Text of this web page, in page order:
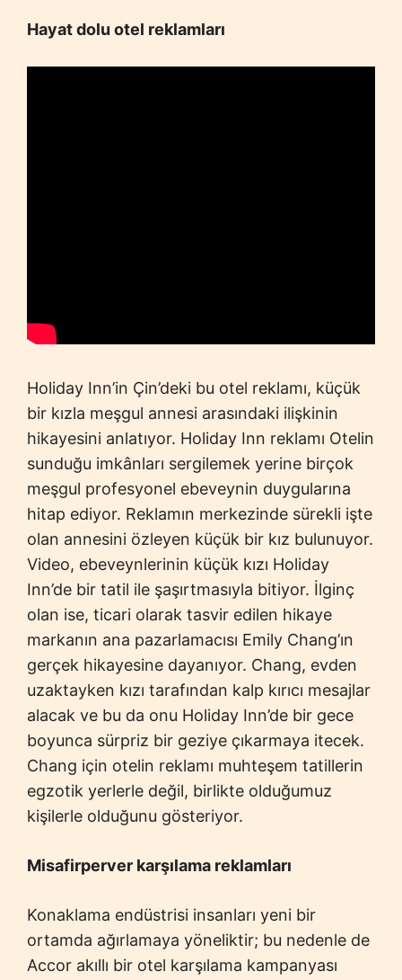
Hayat dolu otel reklamları
Holiday Inn’in Çin’deki bu otel reklamı, küçük
bir kızla meşgul annesi arasındaki ilişkinin
hikayesini anlatıyor. Holiday Inn reklamı Otelin
sunduğu imkânları sergilemek yerine birçok
meşgul profesyonel ebeveynin duygularına
hitap ediyor. Reklamın merkezinde sürekli işte
olan annesini özleyen küçük bir kız bulunuyor.
Video, ebeveynlerinin küçük kızı Holiday
Inn’de bir tatil ile şaşırtmasıyla bitiyor. İlginç
olan ise, ticari olarak tasvir edilen hikaye
markanın ana pazarlamacısı Emily Chang’ın
gerçek hikayesine dayanıyor. Chang, evden
uzaktayken kızı tarafından kalp kırıcı mesajlar
alacak ve bu da onu Holiday Inn’de bir gece
boyunca sürpriz bir geziye çıkarmaya itecek.
Chang için otelin reklamı muhteşem tatillerin
egzotik yerlerle değil, birlikte olduğumuz
kişilerle olduğunu gösteriyor.
Misafirperver karşılama reklamları
Konaklama endüstrisi insanları yeni bir
ortamda ağırlamaya yöneliktir; bu nedenle de
Accor akıllı bir otel karşılama kampanyası